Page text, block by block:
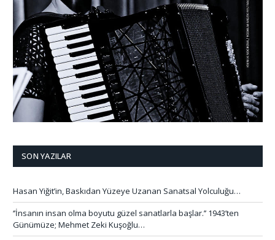
SON YAZILAR
Hasan Yiğit’in, Baskıdan Yüzeye Uzanan Sanatsal Yolculuğu…
‘’İnsanın insan olma boyutu güzel sanatlarla başlar.’’ 1943’ten
Günümüze; Mehmet Zeki Kuşoğlu…